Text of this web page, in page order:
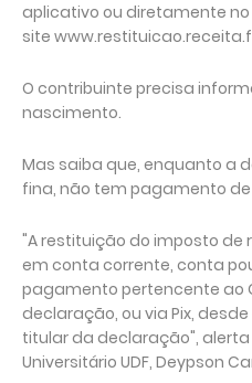
aplicativo ou diretamente no
site
O contribuinte precisa
nascimento.
Mas saiba que, enquanto a
fina, não tem pagamento
"A restituição do imposto de
em conta corrente, conta
pagamento pertencente ao
declaração, ou via Pix,
titular da declaração",
Universitário UDF, Deypson